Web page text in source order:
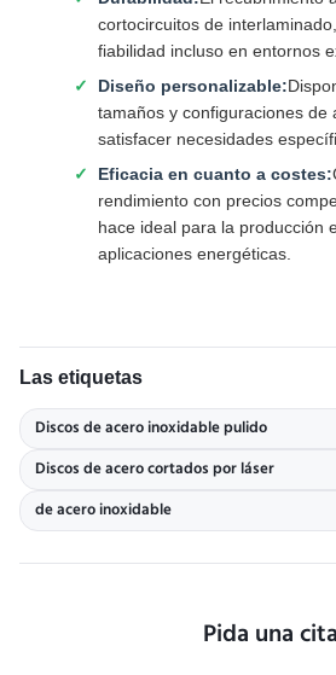
cortocircuitos de
fiabilidad incluso en entornos
Diseño personalizable:
tamaños y configuraciones de
satisfacer necesidades
Eficacia en cuanto a costes:
rendimiento con precios
hace ideal para la producción
aplicaciones energéticas.
Las etiquetas
Discos de acero inoxidable pulido
Discos de acero cortados por láser
de acero inoxidable
Pida una cita